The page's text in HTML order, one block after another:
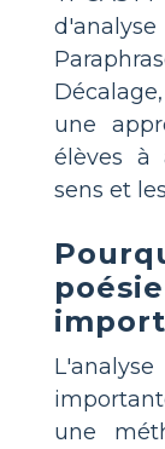
une
élèves à
sens et
une